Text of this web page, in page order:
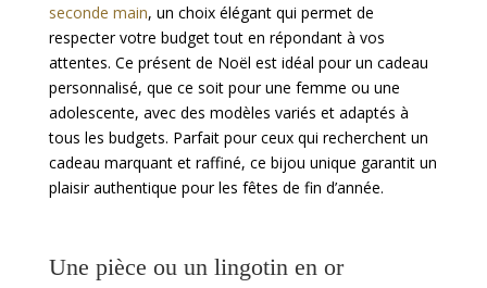
seconde main, un choix élégant qui permet de
respecter votre budget tout en répondant à vos
attentes. Ce présent de Noël est idéal pour un cadeau
personnalisé, que ce soit pour une femme ou une
adolescente, avec des modèles variés et adaptés à
tous les budgets. Parfait pour ceux qui recherchent un
cadeau marquant et raffiné, ce bijou unique garantit un
plaisir authentique pour les fêtes de fin d’année.
Une pièce ou un lingotin en or